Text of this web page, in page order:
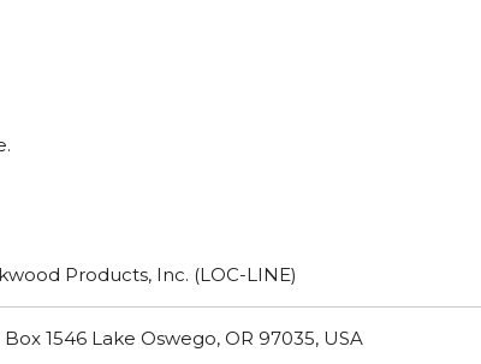
Products, Inc. (LOC-LINE)
Box 1546 Lake Oswego, OR 97035, USA